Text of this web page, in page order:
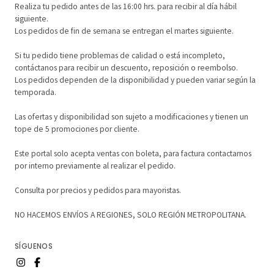
Realiza tu pedido antes de las 16:00 hrs. para recibir al día hábil
siguiente.
Los pedidos de fin de semana se entregan el martes siguiente.
Si tu pedido tiene problemas de calidad o está incompleto,
contáctanos para recibir un descuento, reposición o reembolso.
Los pedidos dependen de la disponibilidad y pueden variar según la
temporada.
Las ofertas y disponibilidad son sujeto a modificaciones y tienen un
tope de 5 promociones por cliente.
Este portal solo acepta ventas con boleta, para factura contactarnos
por interno previamente al realizar el pedido.
Consulta por precios y pedidos para mayoristas.
NO HACEMOS ENVÍOS A REGIONES, SOLO REGIÓN METROPOLITANA.
SÍGUENOS